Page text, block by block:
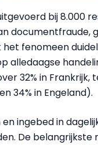
bij 8.000
documentfraude,
fenomeen
alledaagse
32% in
34% in Engeland).
ingebed in
De